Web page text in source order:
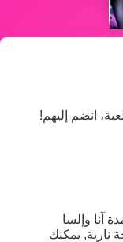
آنا وإلسا
نارية, يمكنك